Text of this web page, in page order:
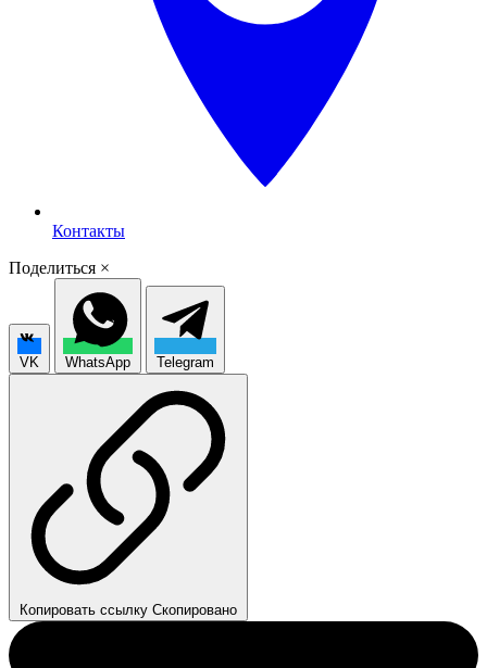
Контакты
Поделиться ×
VK WhatsApp Telegram
Копировать ссылку Скопировано